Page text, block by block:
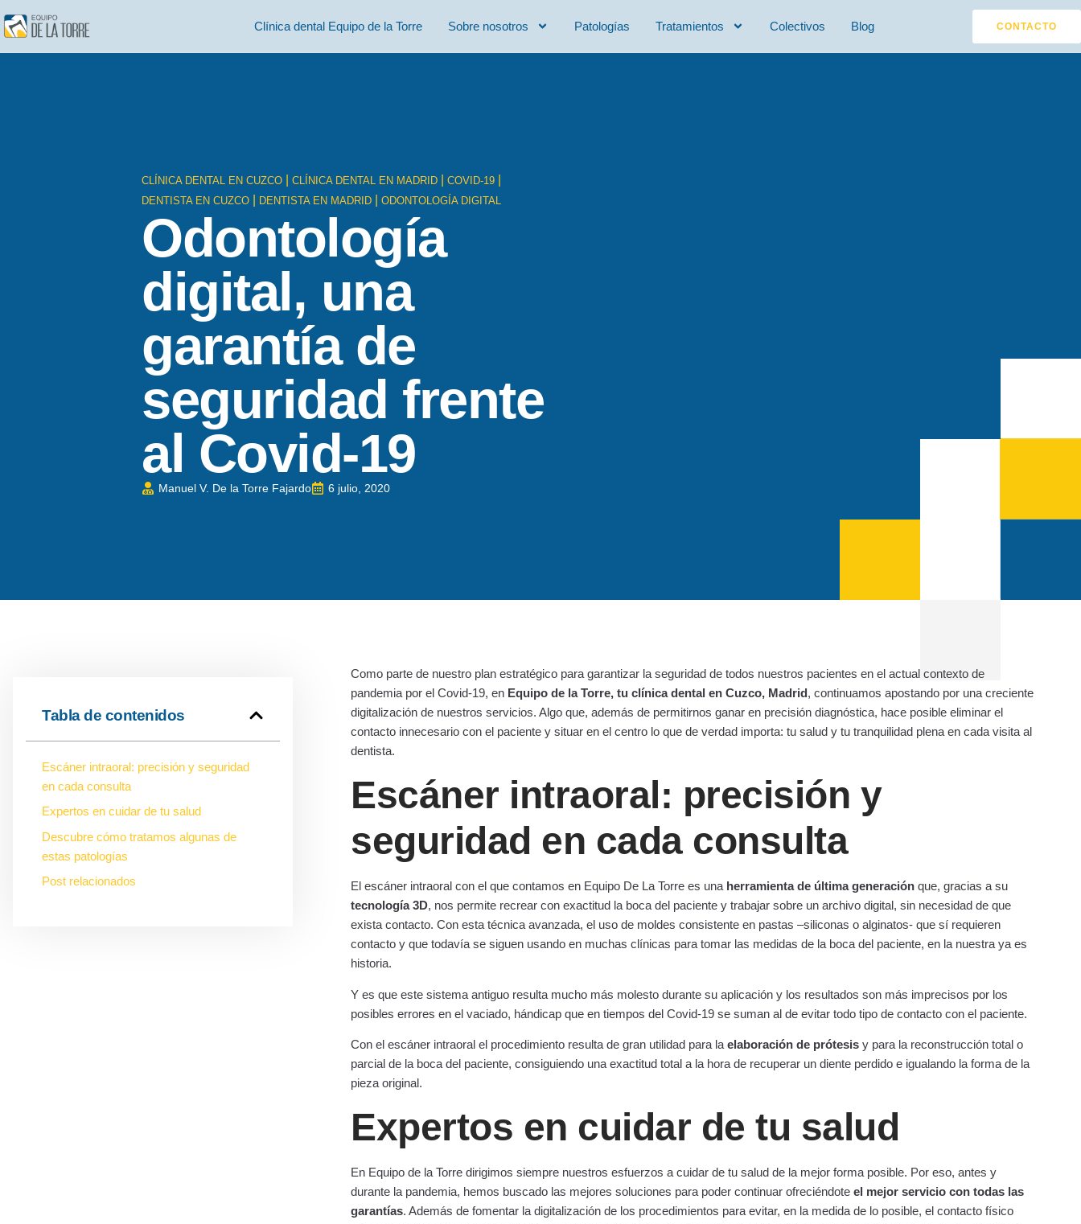
Clínica dental Equipo de la Torre Sobre nosotros Patologías Tratamientos Colectivos Blog CONTACTO
CLÍNICA DENTAL EN CUZCO CLÍNICA DENTAL EN MADRID COVID-19
DENTISTA EN CUZCO DENTISTA EN MADRID ODONTOLOGÍA DIGITAL
Odontología
digital, una
garantía de
seguridad frente
al Covid-19
Manuel V. De la Torre Fajardo 6 julio, 2020
Tabla de contenidos
Escáner intraoral: precisión y seguridad
en cada consulta
Expertos en cuidar de tu salud
Descubre cómo tratamos algunas de
estas patologías
Post relacionados
Como parte de nuestro plan estratégico para garantizar la seguridad de todos nuestros pacientes en el actual contexto de
pandemia por el Covid-19, en Equipo de la Torre, tu clínica dental en Cuzco, Madrid, continuamos apostando por una creciente
digitalización de nuestros servicios. Algo que, además de permitirnos ganar en precisión diagnóstica, hace posible eliminar el
contacto innecesario con el paciente y situar en el centro lo que de verdad importa: tu salud y tu tranquilidad plena en cada visita al
dentista.
Escáner intraoral: precisión y
seguridad en cada consulta
El escáner intraoral con el que contamos en Equipo De La Torre es una herramienta de última generación que, gracias a su
tecnología 3D, nos permite recrear con exactitud la boca del paciente y trabajar sobre un archivo digital, sin necesidad de que
exista contacto. Con esta técnica avanzada, el uso de moldes consistente en pastas –siliconas o alginatos- que sí requieren
contacto y que todavía se siguen usando en muchas clínicas para tomar las medidas de la boca del paciente, en la nuestra ya es
historia.
Y es que este sistema antiguo resulta mucho más molesto durante su aplicación y los resultados son más imprecisos por los
posibles errores en el vaciado, hándicap que en tiempos del Covid-19 se suman al de evitar todo tipo de contacto con el paciente.
Con el escáner intraoral el procedimiento resulta de gran utilidad para laelaboración de prótesis y para la reconstrucción total o
parcial de la boca del paciente, consiguiendo una exactitud total a la hora de recuperar un diente perdido e igualando la forma de la
pieza original.
Expertos en cuidar de tu salud
En Equipo de la Torre dirigimos siempre nuestros esfuerzos a cuidar de tu salud de la mejor forma posible. Por eso, antes y
durante la pandemia, hemos buscado las mejores soluciones para poder continuar ofreciéndoteel mejor servicio con todas las
garantías. Además de fomentar la digitalización de los procedimientos para evitar, en la medida de lo posible, el contacto físico